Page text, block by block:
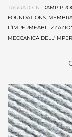
TAGGATO IN: DAMP
FOUNDATIONS,
MECCANICA